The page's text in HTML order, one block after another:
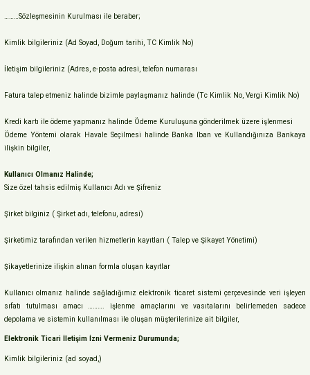
………Sözleşmesinin Kurulması ile beraber;
Kimlik bilgileriniz (Ad Soyad, Doğum tarihi, TC Kimlik No)
İletişim bilgileriniz (Adres, e-posta adresi, telefon numarası
Fatura talep etmeniz halinde bizimle paylaşmanız halinde (Tc Kimlik No, Vergi Kimlik No)
Kredi kartı ile ödeme yapmanız halinde Ödeme Kuruluşuna gönderilmek üzere işlenmesi
Ödeme Yöntemi olarak Havale Seçilmesi halinde Banka Iban ve Kullandığınıza Bankaya
ilişkin bilgiler,
Kullanıcı Olmanız Halinde;
Size özel tahsis edilmiş Kullanıcı Adı ve Şifreniz
Şirket bilginiz ( Şirket adı, telefonu, adresi)
Şirketimiz tarafından verilen hizmetlerin kayıtları ( Talep ve Şikayet Yönetimi)
Şikayetlerinize ilişkin alınan formla oluşan kayıtlar
Kullanıcı olmanız halinde sağladığımız elektronik ticaret sistemi çerçevesinde veri işleyen
sıfatı tutulması amacı ………. işlenme amaçlarını ve vasıtalarını belirlemeden sadece
depolama ve sistemin kullanılması ile oluşan müşterilerinize ait bilgiler,
Elektronik Ticari İletişim İzni Vermeniz Durumunda;
Kimlik bilgileriniz (ad soyad,)